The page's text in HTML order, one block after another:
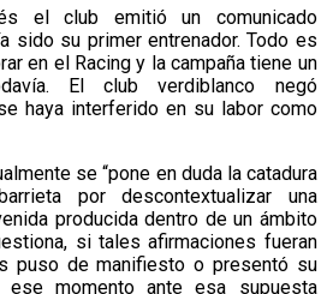
el club emitió un comunicado
sido su primer entrenador. Todo es
en el Racing y la campaña tiene un
El club verdiblanco negó
haya interferido en su labor como
se “pone en duda la catadura
por descontextualizar una
producida dentro de un ámbito
si tales afirmaciones fueran
puso de manifiesto o presentó su
ese momento ante esa supuesta